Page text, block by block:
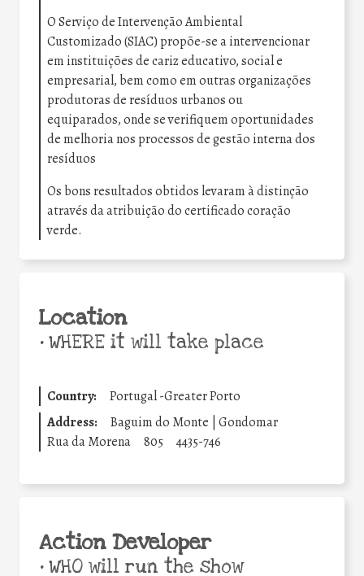
O Serviço de Intervenção Ambiental
Customizado (SIAC) propõe-se a intervencionar
em instituições de cariz educativo, social e
empresarial, bem como em outras organizações
produtoras de resíduos urbanos ou
equiparados, onde se verifiquem oportunidades
de melhoria nos processos de gestão interna dos
resíduos
Os bons resultados obtidos levaram à distinção
através da atribuição do certificado coração
verde.
Location
•WHERE it will take place
Country:
Portugal -Greater Porto
Address:
Baguim do Monte | Gondomar
Rua da Morena
805 4435-746
Action Developer
•WHO will run the show